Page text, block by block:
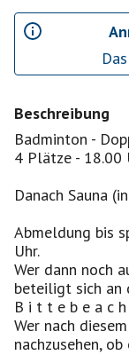
Beschreibung
Badminton -
4 Plätze - 18.00
Danach Sauna
Abmeldung bis
Uhr.
Wer dann noch
beteiligt sich an
B i t t e b e a c
Wer nach
nachzusehen,